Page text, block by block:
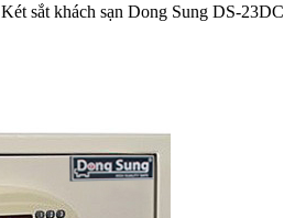
Két sắt khách sạn Dong Sung DS-23DC